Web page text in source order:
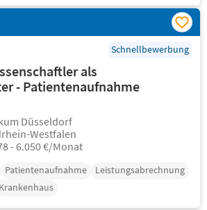
Schnellbewerbung
als
- Patientenaufnahme
Düsseldorf
Westfalen
- 6.050 €/Monat
Patientenaufnahme
Leistungsabrechnung
Krankenhaus